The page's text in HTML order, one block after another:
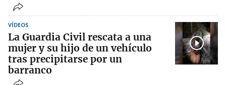
VÍDEOS
La Guardia Civil rescata a una
mujer y su hijo de un vehículo
tras precipitarse por un
barranco